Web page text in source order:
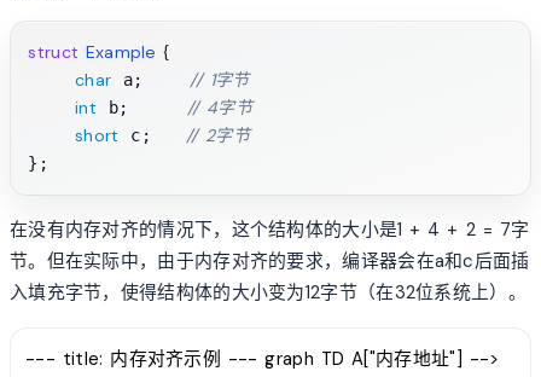
struct Example {
char a; // 1字节
int b; // 4字节
short c; // 2字节
在没有内存对齐的情况下，这个结构体的大小是1 + 4 + 2 = 7字
节。但在实际中，由于内存对齐的要求，编译器会在a和c后面插
入填充字节，使得结构体的大小变为12字节（在32位系统上）。
--- title: 内存对齐示例 --- graph TD A["内存地址"] -->